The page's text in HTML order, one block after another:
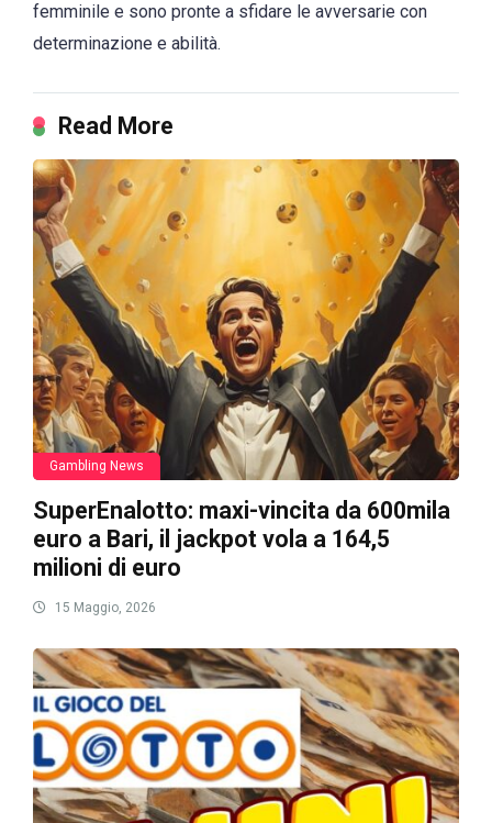
femminile e sono pronte a sfidare le avversarie con
determinazione e abilità.
Read More
Gambling News
SuperEnalotto: maxi-vincita da 600mila
euro a Bari, il jackpot vola a 164,5
milioni di euro
15 Maggio, 2026